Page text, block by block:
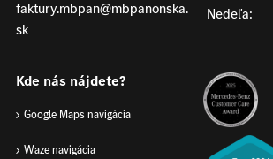
faktury.mbpan@mbpanonska.
sk
Nedeľa:
Kde nás nájdete?
Google Maps navigácia
Waze navigácia